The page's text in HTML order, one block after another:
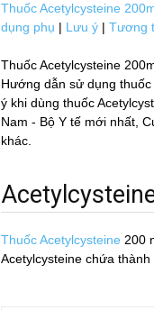
Thuốc Acetylcysteine
dụng phụ | Lưu ý | Tương
Thuốc Acetylcysteine
Hướng dẫn sử dụng
ý khi dùng thuốc
Nam - Bộ Y tế mới nhất,
khác.
Thuốc Acetylcysteine 200
Acetylcysteine chứa